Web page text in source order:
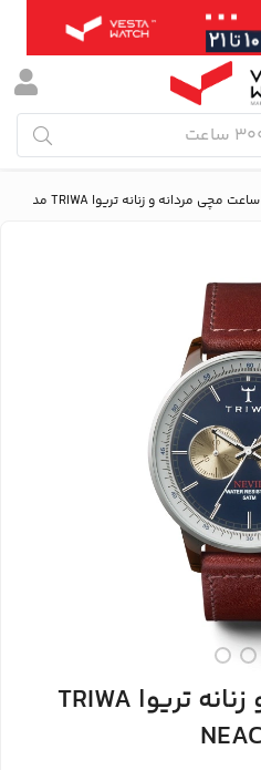
ساعت مچی مردانه و زنانه تریوا TRIWA مدل NEAC118-SC010313
ساعت مچی مردانه و زنانه تریوا TRIWA